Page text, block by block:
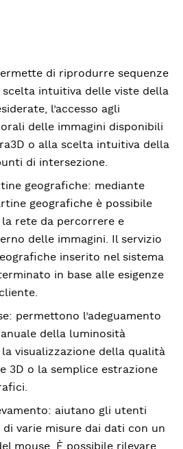
di riprodurre sequenze
scelta intuitiva delle viste della
l’accesso agli
delle immagini disponibili
o alla scelta intuitiva della
di intersezione.
geografiche: mediante
geografiche è possibile
rete da percorrere e
delle immagini. Il servizio
inserito nel sistema
in base alle esigenze
permettono l’adeguamento
della luminosità
la visualizzazione della qualità
3D o la semplice estrazione
aiutano gli utenti
di varie misure dai dati con un
mouse. È possibile rilevare